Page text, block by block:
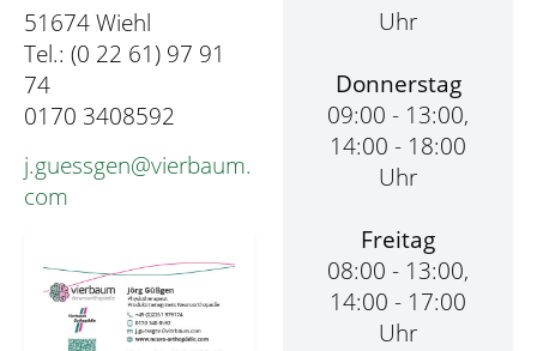
51674 Wiehl
Tel.: (0 22 61) 97 91
74
0170 3408592
j.guessgen@vierbaum.
com
Uhr
Donnerstag
09:00 - 13:00,
14:00 - 18:00
Uhr
Freitag
08:00 - 13:00,
14:00 - 17:00
Uhr